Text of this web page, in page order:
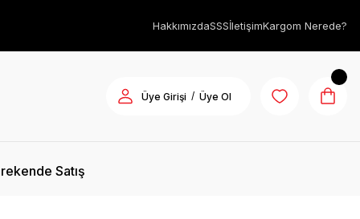
HakkımızdaSSSİletişimKargom Nerede?
Üye Girişi / Üye Ol
Satış